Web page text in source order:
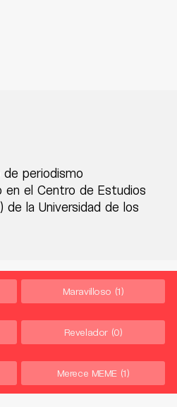
periodismo
en el Centro de Estudios
de la Universidad de los
Maravilloso (1)
Revelador (0)
Merece MEME (1)